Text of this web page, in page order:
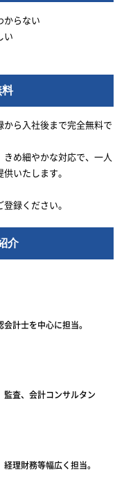
からない
い
料
から入社後まで完全無料で
め細やかな対応で、一人
いたします。
録ください。
介
計士を中心に担当。
査、会計コンサルタン
理財務等幅広く担当。